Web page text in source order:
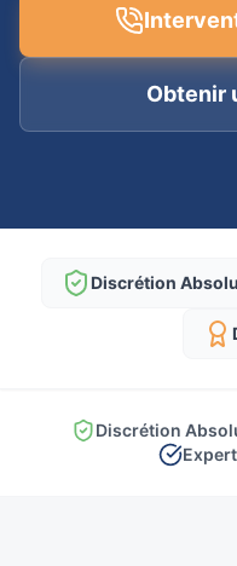
Obtenir
Discrétion
Discrétion